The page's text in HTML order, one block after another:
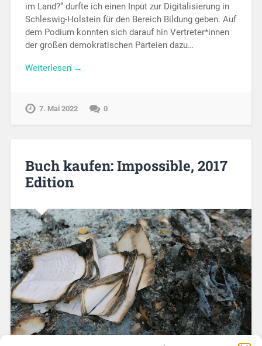
im Land?“ durfte ich einen Input zur Digitalisierung in
Schleswig-Holstein für den Bereich Bildung geben. Auf
dem Podium konnten sich darauf hin Vertreter*innen
der großen demokratischen Parteien dazu…
Weiterlesen →
7. Mai 2022 0
Buch kaufen: Impossible, 2017
Edition